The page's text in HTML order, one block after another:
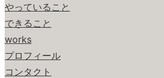
やっていること
できること
works
プロフィール
コンタクト